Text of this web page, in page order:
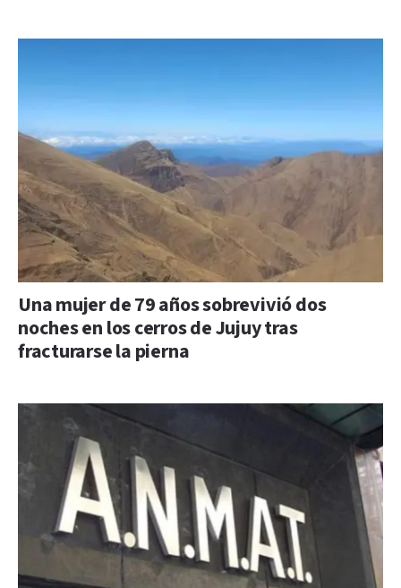
Una mujer de 79 años sobrevivió dos
noches en los cerros de Jujuy tras
fracturarse la pierna